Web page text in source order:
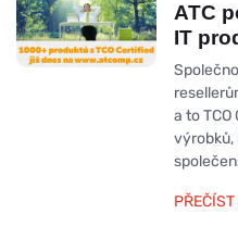
ATC
IT
a to
výrobků,